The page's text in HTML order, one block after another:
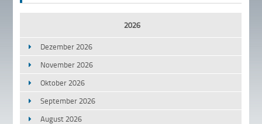
2026
Dezember 2026
November 2026
Oktober 2026
September 2026
August 2026